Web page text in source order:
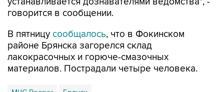
В пятницу сообщалось, что в Фокинском
лакокрасочных и горюче-смазочных
материалов. Пострадали четыре человека.
МЧС России Брянск